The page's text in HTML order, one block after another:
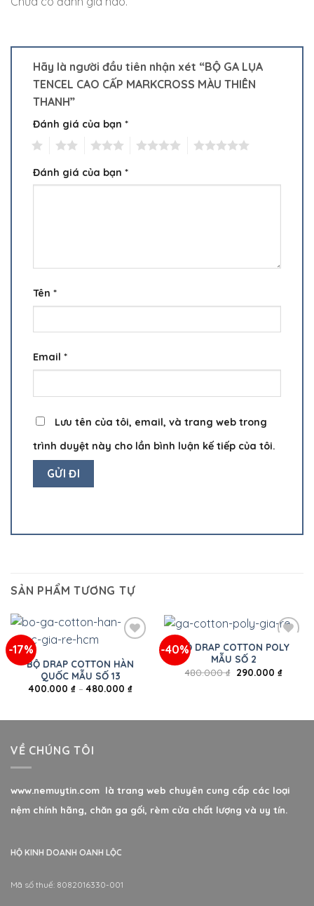
Hãy là người đầu tiên nhận xét “BỘ GA LỤA
TENCEL CAO CẤP MARKCROSS MÀU THIÊN
THANH”
Đánh giá của bạn *
Đánh giá của bạn *
Tên *
Email *
Lưu tên của tôi, email, và trang web trong
trình duyệt này cho lần bình luận kế tiếp của tôi.
SẢN PHẨM TƯƠNG TỰ
-17%
BỘ DRAP COTTON HÀN
QUỐC MẪU SỐ 13
400.000 ₫–480.000 ₫
-40%BỘ DRAP COTTON POLY
MẪU SỐ 2
480.000₫ 290.000 ₫
VỀ CHÚNG TÔI
www.nemuytin.com là trang web chuyên cung cấp các loại
nệm chính hãng, chăn ga gối, rèm cửa chất lượng và uy tín.
HỘ KINH DOANH OANH LỘC
Mã số thuế: 8082016330-001